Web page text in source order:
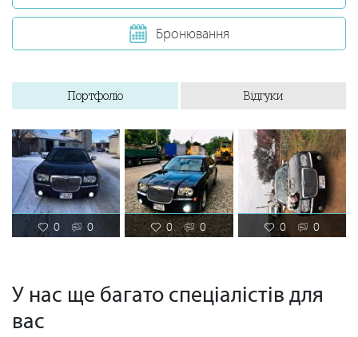
Бронювання
Портфоліо Відгуки
0 0 0 0 0 0
У нас ще багато спеціалістів для
вас